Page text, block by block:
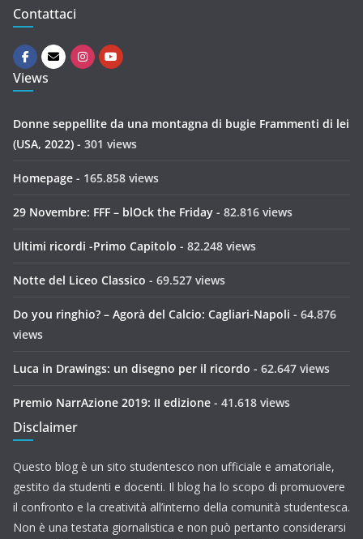
Contattaci
Views
Donne seppellite da una montagna di bugie Frammenti di lei
(USA, 2022) - 301 views
Homepage - 165.858 views
29 Novembre: FFF – blOck the Friday - 82.816 views
Ultimi ricordi -Primo Capitolo - 82.248 views
Notte del Liceo Classico - 69.527 views
Do you ringhio? – Agorà del Calcio: Cagliari-Napoli - 64.876
views
Luca in Drawings: un disegno per il ricordo - 62.647 views
Premio NarrAzione 2019: II edizione - 41.618 views
Disclaimer
Questo blog è un sito studentesco non ufficiale e amatoriale,
gestito da studenti e docenti. Il blog ha lo scopo di promuovere
il confronto e la creatività all’interno della comunità studentesca.
Non è una testata giornalistica e non può pertanto considerarsi